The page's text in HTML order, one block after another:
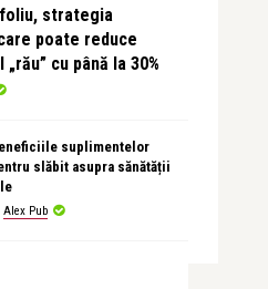
strategia
poate reduce
cu până la 30%
suplimentelor
slăbit asupra sănătății
Alex Pub